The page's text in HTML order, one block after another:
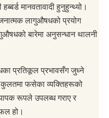
मानवतावादी हुनुहुन्थ्यो।
लागुऔषधको प्रयोग
बारेमा अनुसन्धान थालनी
प्रतिकूल प्रभावसँग जुध्ने
कुलतमा फसेका व्यक्तिहरूको
रूपले उपलब्ध गराए र
हो।